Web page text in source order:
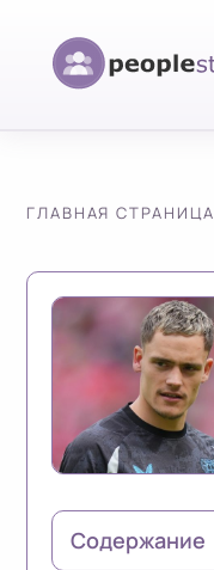
ГЛАВНАЯ СТРАНИЦА
Содержание